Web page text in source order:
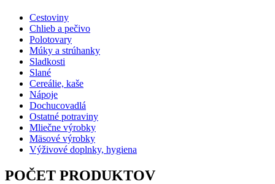
Cestoviny
Chlieb a pečivo
Polotovary
Múky a strúhanky
Sladkosti
Slané
Cereálie, kaše
Nápoje
Dochucovadlá
Ostatné potraviny
Mliečne výrobky
Mäsové výrobky
Výživové doplnky, hygiena
POČET PRODUKTOV